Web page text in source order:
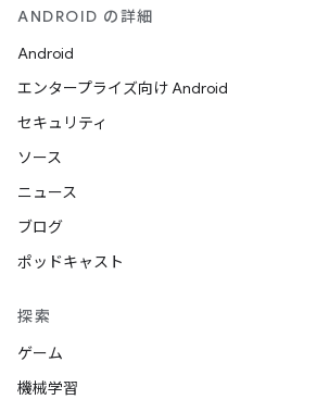
ANDROID の詳細
Android
エンタープライズ向け Android
セキュリティ
ソース
ニュース
ブログ
ポッドキャスト
探索
ゲーム
機械学習